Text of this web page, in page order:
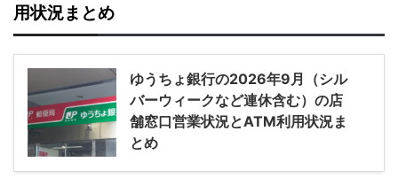
用状況まとめ
ゆうちょ銀行の2026年9月（シル
バーウィークなど連休含む）の店
舗窓口営業状況とATM利用状況ま
とめ